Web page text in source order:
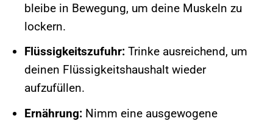
bleibe in Bewegung, um deine Muskeln zu
lockern.
Flüssigkeitszufuhr:Trinke ausreichend, um
deinen Flüssigkeitshaushalt wieder
aufzufüllen.
Ernährung:Nimm eine ausgewogene